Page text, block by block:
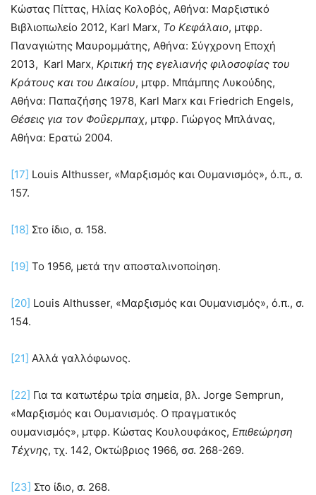
Κώστας Πίττας, Ηλίας Κολοβός, Αθήνα: Μαρξιστικό
Βιβλιοπωλείο 2012, Karl Marx, Το Κεφάλαιο, μτφρ.
Παναγιώτης Μαυρομμάτης, Αθήνα: Σύγχρονη Εποχή
2013, Karl Marx, Κριτική της εγελιανής φιλοσοφίας του
Κράτους και του Δικαίου, μτφρ. Μπάμπης Λυκούδης,
Αθήνα: Παπαζήσης 1978, Karl Marx και Friedrich Engels,
Θέσεις για τον Φοΰερμπαχ, μτφρ. Γιώργος Μπλάνας,
Αθήνα: Ερατώ 2004.
[17] Louis Althusser, «Μαρξισμός και Ουμανισμός», ό.π., σ.
157.
[18] Στο ίδιο, σ. 158.
[19] Το 1956, μετά την αποσταλινοποίηση.
[20] Louis Althusser, «Μαρξισμός και Ουμανισμός», ό.π., σ.
154.
[21] Αλλά γαλλόφωνος.
[22] Για τα κατωτέρω τρία σημεία, βλ. Jorge Semprun,
«Μαρξισμός και Ουμανισμός. Ο πραγματικός
ουμανισμός», μτφρ. Κώστας Κουλουφάκος, Επιθεώρηση
Τέχνης, τχ. 142, Οκτώβριος 1966, σσ. 268-269.
[23] Στο ίδιο, σ. 268.